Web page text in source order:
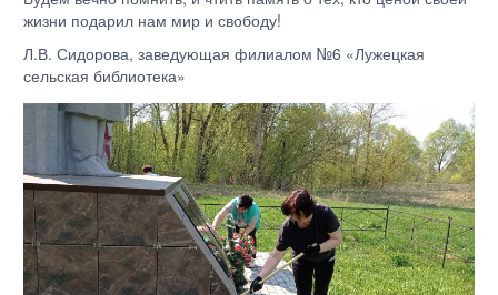
жизни подарил нам мир и свободу!
Л.В. Сидорова, заведующая филиалом №6 «Лужецкая
сельская библиотека»